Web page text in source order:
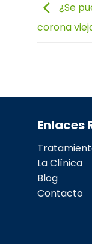
¿Se
corona
Enlaces
La Clínica
Blog
Contacto